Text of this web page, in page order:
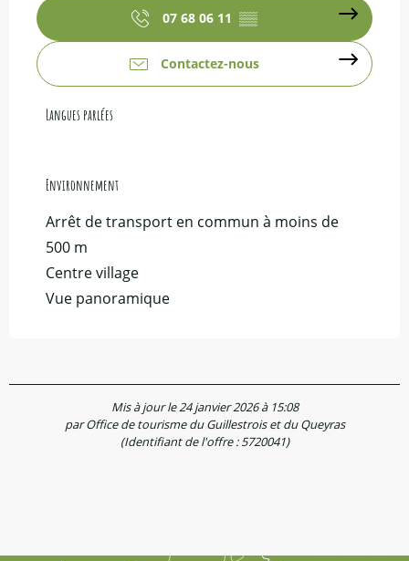
07 68 06 11 ▒▒
Contactez-nous
Langues parlées
Langues parlées
Environnement
Environnement
Arrêt de transport en commun à moins de
500 m
Centre village
Vue panoramique
Mis à jour le 24 janvier 2026 à 15:08
par Office de tourisme du Guillestrois et du Queyras
(Identifiant de l'offre :5720041)